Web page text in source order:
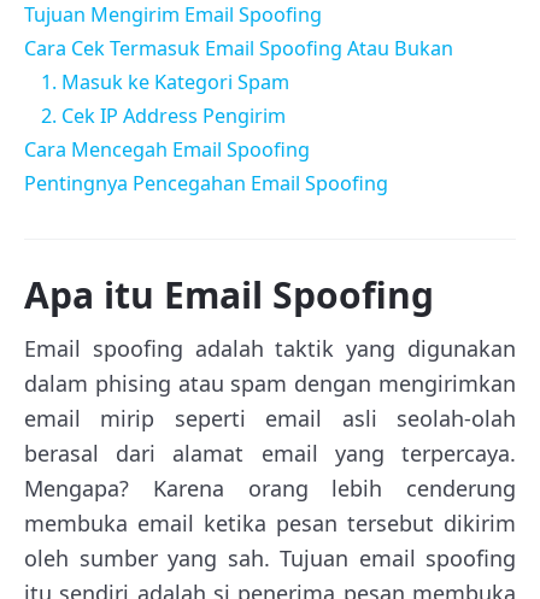
Tujuan Mengirim Email Spoofing
Cara Cek Termasuk Email Spoofing Atau Bukan
1. Masuk ke Kategori Spam
2. Cek IP Address Pengirim
Cara Mencegah Email Spoofing
Pentingnya Pencegahan Email Spoofing
Apa itu Email Spoofing
Email spoofing adalah taktik yang digunakan
dalam phising atau spam dengan mengirimkan
email mirip seperti email asli seolah-olah
berasal dari alamat email yang terpercaya.
Mengapa? Karena orang lebih cenderung
membuka email ketika pesan tersebut dikirim
oleh sumber yang sah. Tujuan email spoofing
itu sendiri adalah si penerima pesan membuka